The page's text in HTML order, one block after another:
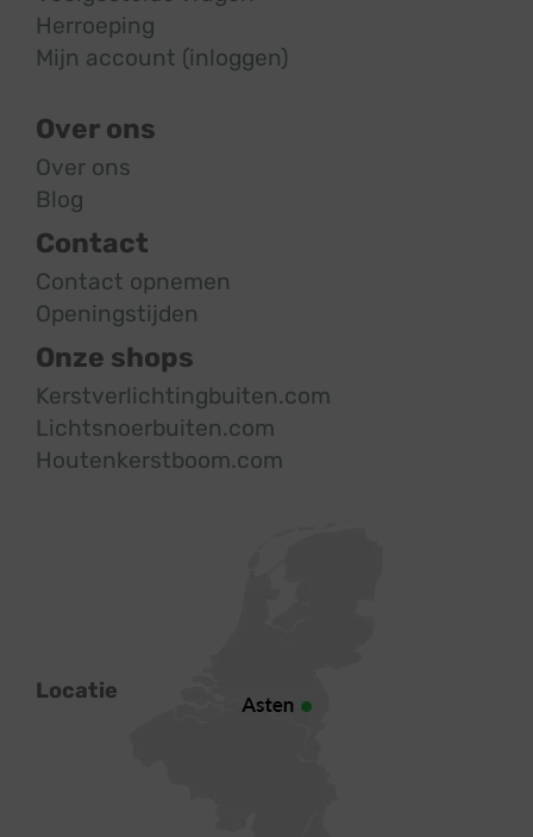
Herroeping
Mijn account (inloggen)
Over ons
Over ons
Blog
Contact
Contact opnemen
Openingstijden
Onze shops
Kerstverlichtingbuiten.com
Lichtsnoerbuiten.com
Houtenkerstboom.com
Locatie